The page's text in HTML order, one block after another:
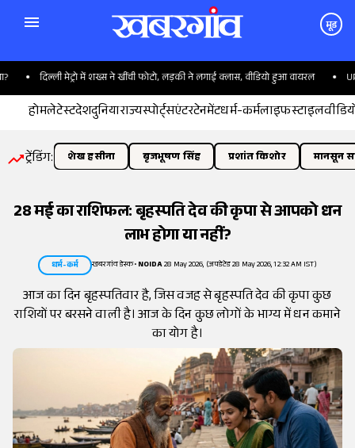
मूड
दिल्ली मेट्रो में शख्स ने खींची फोटो, लड़की ने लगाई क्लास, वीडियो हुआ वायरल UPI
होमलेटेस्टदेशदुनियाराज्यस्पोर्ट्सएंटरटेनमेंटधर्म-कर्मलाइफस्टाइल
ट्रेंडिंग: शेख हसीना बृजभूषण सिंह प्रशांत किशोर मानसून
28 मई का राशिफल: बृहस्पति देव की कृपा से आपको धन
लाभ होगा या नहीं?
धर्म-कर्म खबरगांव डेस्क•NOIDA28 May 2026, (अपडेटेड 28 May 2026, 12:32 AM IST)
आज का दिन बृहस्पतिवार है, जिस वजह से बृहस्पति देव की कृपा कुछ
राशियों पर बरसने वाली है। आज के दिन कुछ लोगों के भाग्य में धन कमाने
का योग है।